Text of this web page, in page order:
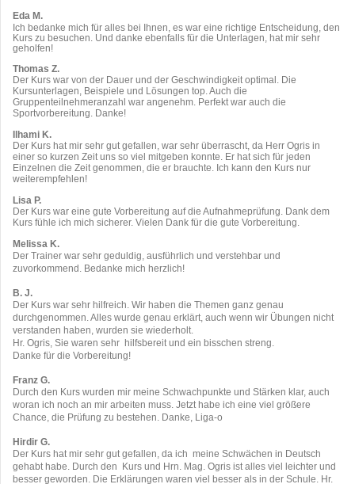
Eda M.
Ich bedanke mich für alles bei Ihnen, es war eine richtige Entscheidung, den
Kurs zu besuchen. Und danke ebenfalls für die Unterlagen, hat mir sehr
geholfen!
Thomas Z.
Der Kurs war von der Dauer und der Geschwindigkeit optimal. Die
Kursunterlagen, Beispiele und Lösungen top. Auch die
Gruppenteilnehmeranzahl war angenehm. Perfekt war auch die
Sportvorbereitung. Danke!
Ilhami K.
Der Kurs hat mir sehr gut gefallen, war sehr überrascht, da Herr Ogris in
einer so kurzen Zeit uns so viel mitgeben konnte. Er hat sich für jeden
Einzelnen die Zeit genommen, die er brauchte. Ich kann den Kurs nur
weiterempfehlen!
Lisa P.
Der Kurs war eine gute Vorbereitung auf die Aufnahmeprüfung. Dank dem
Kurs fühle ich mich sicherer. Vielen Dank für die gute Vorbereitung.
Melissa K.
Der Trainer war sehr geduldig, ausführlich und verstehbar und
zuvorkommend. Bedanke mich herzlich!
B. J.
Der Kurs war sehr hilfreich. Wir haben die Themen ganz genau
durchgenommen. Alles wurde genau erklärt, auch wenn wir Übungen nicht
verstanden haben, wurden sie wiederholt.
Hr. Ogris, Sie waren sehr hilfsbereit und ein bisschen streng.
Danke für die Vorbereitung!
Franz G.
Durch den Kurs wurden mir meine Schwachpunkte und Stärken klar, auch
woran ich noch an mir arbeiten muss. Jetzt habe ich eine viel größere
Chance, die Prüfung zu bestehen. Danke, Liga-o
Hirdir G.
Der Kurs hat mir sehr gut gefallen, da ich meine Schwächen in Deutsch
gehabt habe. Durch den Kurs und Hrn. Mag. Ogris ist alles viel leichter und
besser geworden. Die Erklärungen waren viel besser als in der Schule. Hr.